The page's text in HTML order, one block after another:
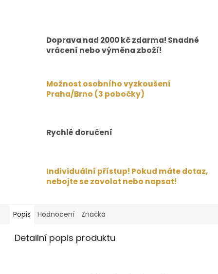
Doprava nad 2000 kč zdarma! Snadné
vrácení nebo výměna zboží!
Možnost osobního vyzkoušení
Praha/Brno (3 pobočky)
Rychlé doručení
Individuální přístup! Pokud máte dotaz,
nebojte se zavolat nebo napsat!
Popis Hodnocení Značka
Detailní popis produktu